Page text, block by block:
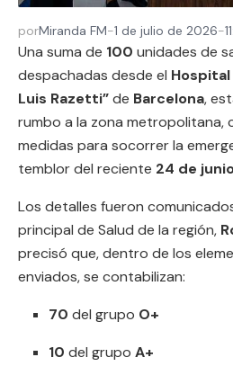
porMiranda FM-1 de julio de 2026-
Una suma de 100 unidades de
despachadas desde el Hospital
Luis Razetti”de Barcelona,
rumbo a la zona metropolitana,
medidas para socorrer la
temblor del reciente 24 de
Los detalles fueron
principal de Salud de la región,
precisó que, dentro de los
enviados, se contabilizan:
70 del grupo O+
10 del grupoA+